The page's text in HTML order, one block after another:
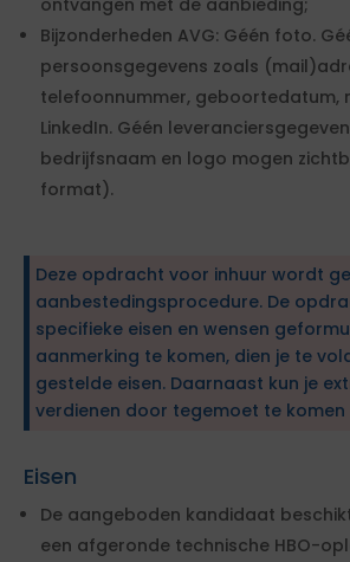
ontvangen met de aanbieding;
Bijzonderheden AVG: Géén foto.
persoonsgegevens zoals
telefoonnummer, geboortedatum,
LinkedIn. Géén
bedrijfsnaam en logo mogen
format).
Deze opdracht voor inhuur wordt
aanbestedingsprocedure. De
specifieke eisen en wensen
aanmerking te komen, dien je te
gestelde eisen. Daarnaast kun je
verdienen door tegemoet te komen
Eisen
De aangeboden kandidaat
een afgeronde technische HBO-